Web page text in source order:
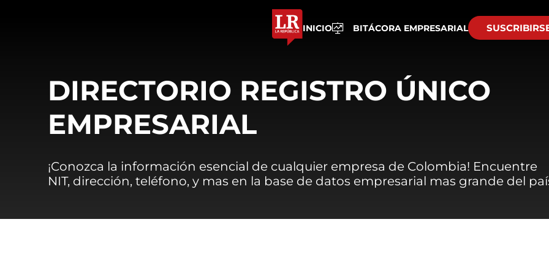
INICIO BITÁCORA EMPRESARIAL
DIRECTORIO REGISTRO ÚNICO
EMPRESARIAL
¡Conozca la información esencial de cualquier empresa de Colombia! Encuentre
NIT, dirección, teléfono, y mas en la base de datos empresarial mas grande del